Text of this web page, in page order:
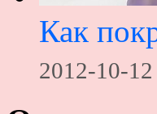
Как
2012-10-